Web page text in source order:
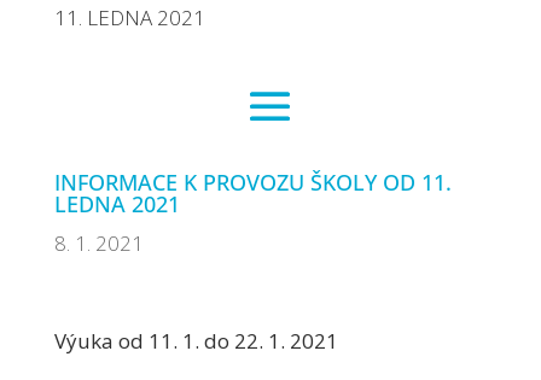
11. LEDNA 2021
INFORMACE K PROVOZU ŠKOLY OD 11.
LEDNA 2021
8. 1. 2021
Výuka od 11. 1. do 22. 1. 2021